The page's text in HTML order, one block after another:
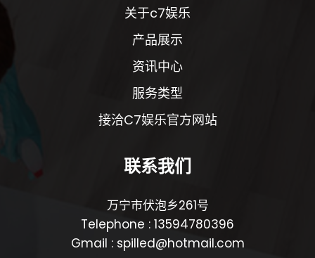
关于c7娱乐
产品展示
资讯中心
服务类型
接洽C7娱乐官方网站
联系我们
万宁市伏泡乡261号
Telephone : 13594780396
Gmail : spilled@hotmail.com